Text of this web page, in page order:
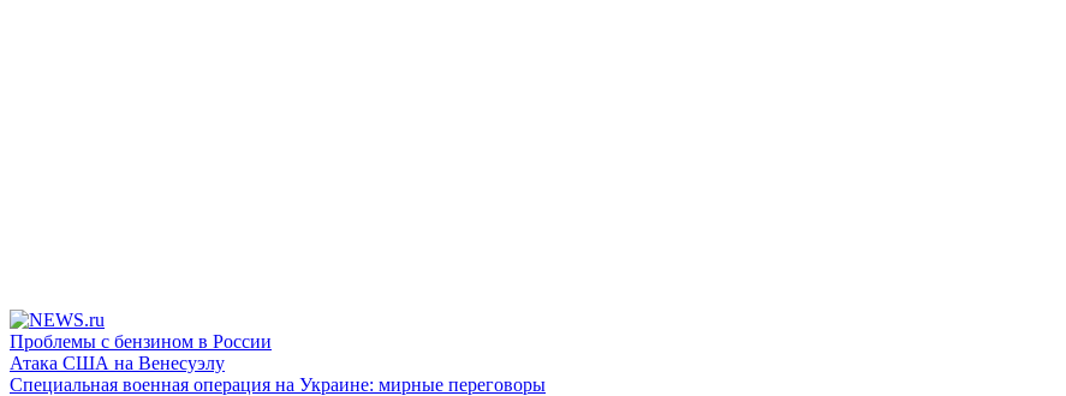
Проблемы с бензином в России
Атака США на Венесуэлу
Специальная военная операция на Украине: мирные переговоры